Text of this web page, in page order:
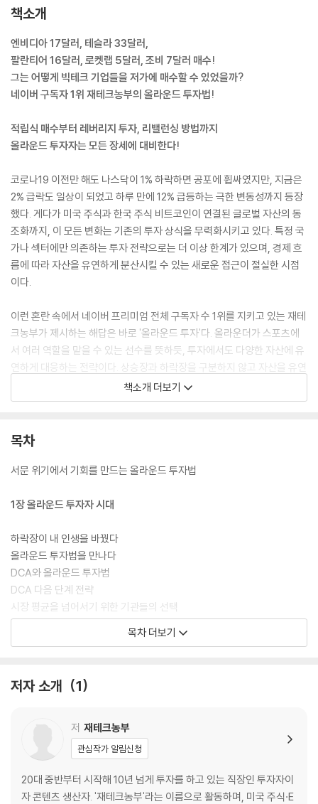
책소개
엔비디아 17달러, 테슬라 33달러,
팔란티어 16달러, 로켓랩 5달러, 조비 7달러 매수!
그는 어떻게 빅테크 기업들을 저가에 매수할 수 있었을까?
네이버 구독자 1위 재테크농부의 올라운드 투자법!
적립식 매수부터 레버리지 투자, 리밸런싱 방법까지
올라운드 투자자는 모든 장세에 대비한다!
코로나19 이전만 해도 나스닥이 1% 하락하면 공포에 휩싸였지만, 지금은
2% 급락도 일상이 되었고 하루 만에 12% 급등하는 극한 변동성까지 등장
했다. 게다가 미국 주식과 한국 주식 비트코인이 연결된 글로벌 자산의 동
조화까지, 이 모든 변화는 기존의 투자 상식을 무력화시키고 있다. 특정 국
가나 섹터에만 의존하는 투자 전략으로는 더 이상 한계가 있으며, 경제 흐
름에 따라 자산을 유연하게 분산시킬 수 있는 새로운 접근이 절실한 시점
이다.
이런 혼란 속에서 네이버 프리미엄 전체 구독자 수 1위를 지키고 있는 재테
크농부가 제시하는 해답은 바로 '올라운드 투자'다. 올라운더가 스포츠에
서 여러 역할을 맡을 수 있는 선수를 뜻하듯, 투자에서도 다양한 자산에 유
연하게 대응하는 전략이다. 상승장과 하락장을 구분하지 않고 자산을 유연
하게 배분하며 복리 구조를 지켜내는 것이 핵심이다. 금리 인하가 예상되
면 채권 비중을 늘리고, AI 섹터 전망이 좋다면 해당 섹터의 비중을 확대하
채권 외에도 부동산과 비트코인 역시 리밸런싱 전략에 포함이 된다.
올라운드 투자법의 목표는 시장 환경이나 자산 유형에 틀을 정해놓지 않고
자산을 지키고 기회를 발굴해 반등기에는 성장 산업에 베팅함으로써 더 견
대일수록 모든 상황에 대비한 올라운드 투자법이 더 큰 부를 만들어갈 수
있게 안내할 것이다.
책소개 더보기
목차
서문 위기에서 기회를 만드는 올라운드 투자법
1장 올라운드 투자자 시대
하락장이 내 인생을 바꿨다
올라운드 투자법을 만나다
DCA와 올라운드 투자법
DCA 다음 단계 전략
시장 평균을 넘어서기 위한 기관들의 선택
실전 투자 조언
복리의 마법: SCHD와 브로드컴
역발상 장세 예측법
매수 타이밍을 위한 지표 활용법
3장 변동성과 레버리지 공략법
목차 더보기
저자 소개 1
저 재테크농부
관심작가 알림신청
20대 중반부터 시작해 10년 넘게 투자를 하고 있는 직장인 투자자이
자 콘텐츠 생산자. '재테크농부'라는 이름으로 활동하며, 미국 주식·E